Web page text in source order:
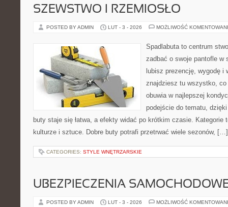
SZEWSTWO I RZEMIOSŁO
POSTED BY ADMIN LUT - 3 - 2026 MOŻLIWOŚĆ
Spadlabuta to centrum
zadbać o swoje pantofle w
lubisz prezencję, wygodę i
znajdziesz tu wszystko,
obuwia w najlepszej
podejście do tematu,
buty staje się łatwa, a efekty widać po krótkim czasie.
kulturze i sztuce. Dobre buty potrafi przetrwać wiele sezonów, […]
CATEGORIES: STYLE WNĘTRZARSKIE
UBEZPIECZENIA
POSTED BY ADMIN LUT - 3 - 2026 MOŻLIWOŚĆ